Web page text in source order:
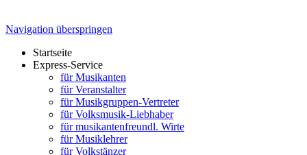
Navigation überspringen
Startseite
Express-Service
für Musikanten
für Veranstalter
für Musikgruppen-Vertreter
für Volksmusik-Liebhaber
für musikantenfreundl. Wirte
für Musiklehrer
für Volkstänzer